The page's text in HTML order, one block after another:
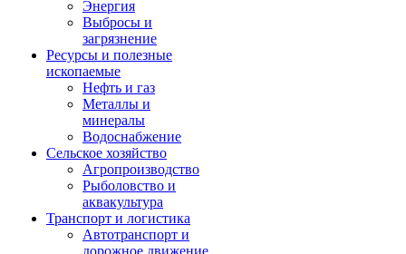
Энергия
Выбросы и
загрязнение
Ресурсы и полезные
ископаемые
Нефть и газ
Металлы и
минералы
Водоснабжение
Сельское хозяйство
Агропроизводство
Рыболовство и
аквакультура
Транспорт и логистика
Автотранспорт и
дорожное движение